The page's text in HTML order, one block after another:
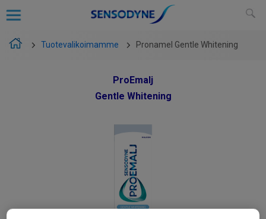
Tuotevalikoimamme Pronamel Gentle Whitening
ProEmalj
Gentle Whitening